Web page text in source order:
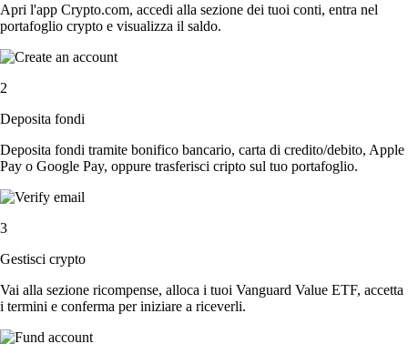
Apri l'app Crypto.com, accedi alla sezione dei tuoi conti, entra nel
portafoglio crypto e visualizza il saldo.
2
Deposita fondi
Deposita fondi tramite bonifico bancario, carta di credito/debito, Apple
Pay o Google Pay, oppure trasferisci cripto sul tuo portafoglio.
3
Gestisci crypto
Vai alla sezione ricompense, alloca i tuoi Vanguard Value ETF, accetta
i termini e conferma per iniziare a riceverli.